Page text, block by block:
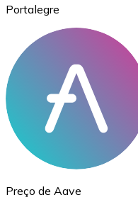
Ethereum
ETH
Portalegre
Preço de Aave